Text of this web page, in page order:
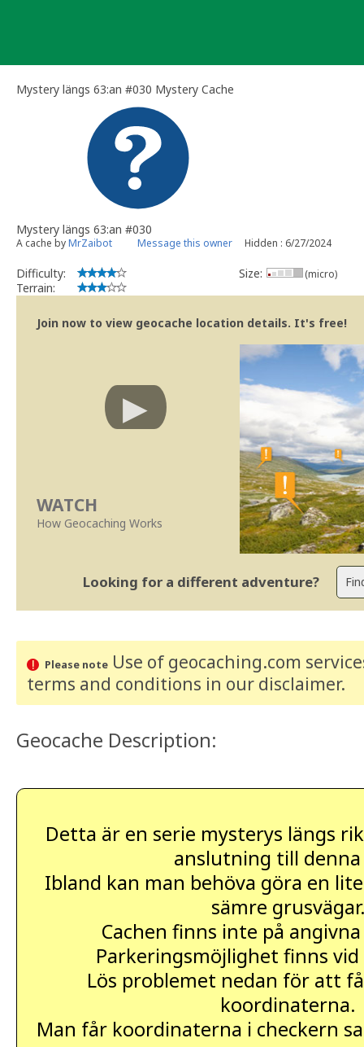
Mystery längs 63:an #030 Mystery Cache
Mystery längs 63:an #030
A cache byMrZaibot Message this owner Hidden : 6/27/2024
Difficulty:
Terrain:
Size: (micro)
Join now to view geocache location details. It's free!
WATCH
How Geocaching Works
Looking for a different adventure?
Please noteUse of geocaching.com
terms and conditions in our disclaimer.
Geocache Description:
Detta är en serie mysterys längs
anslutning till denna
Ibland kan man behöva göra en
sämre
Cachen finns inte på
Parkeringsmöjlighet finns
Lös problemet nedan för att
koordinaterna.
Man får koordinaterna i checkern